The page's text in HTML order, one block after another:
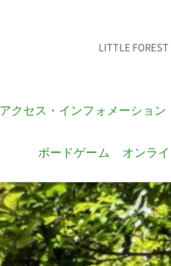
LITTLE FOREST
アクセス・インフォメーション
ボードゲーム オンラ